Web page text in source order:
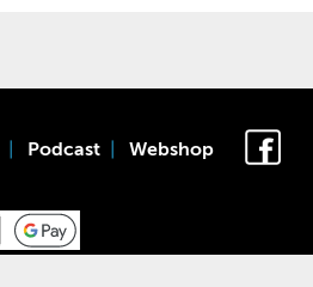
Podcast Webshop